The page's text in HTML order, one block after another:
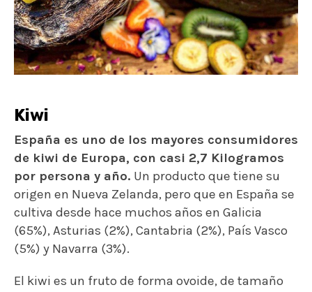
Kiwi
España es uno de los mayores consumidores
de kiwi de Europa, con casi 2,7 Kilogramos
por persona y año. Un producto que tiene su
origen en Nueva Zelanda, pero que en España se
cultiva desde hace muchos años en Galicia
(65%), Asturias (2%), Cantabria (2%), País Vasco
(5%) y Navarra (3%).
El kiwi es un fruto de forma ovoide, de tamaño